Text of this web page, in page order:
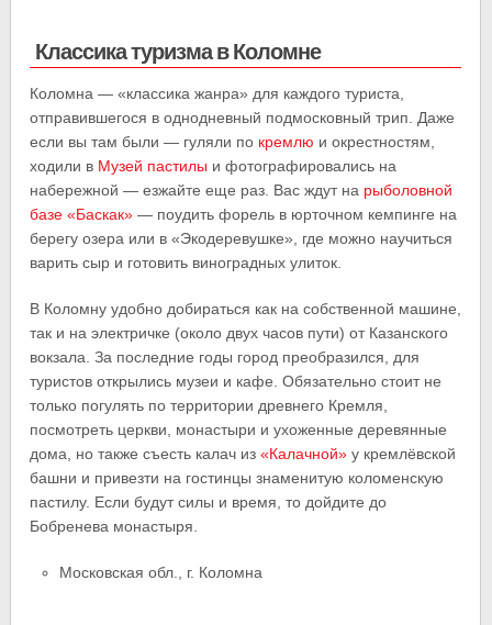
Классика туризма в Коломне
Коломна — «классика жанра» для каждого туриста,
отправившегося в однодневный подмосковный трип. Даже
если вы там были — гуляли по кремлю и окрестностям,
ходили в Музей пастилы и фотографировались на
набережной — езжайте еще раз. Вас ждут на рыболовной
базе «Баскак» — поудить форель в юрточном кемпинге на
берегу озера или в «Экодеревушке», где можно научиться
варить сыр и готовить виноградных улиток.
В Коломну удобно добираться как на собственной машине,
так и на электричке (около двух часов пути) от Казанского
вокзала. За последние годы город преобразился, для
туристов открылись музеи и кафе. Обязательно стоит не
только погулять по территории древнего Кремля,
посмотреть церкви, монастыри и ухоженные деревянные
дома, но также съесть калач из«Калачной» у кремлёвской
башни и привезти на гостинцы знаменитую коломенскую
пастилу. Если будут силы и время, то дойдите до
Бобренева монастыря.
Московская обл., г. Коломна